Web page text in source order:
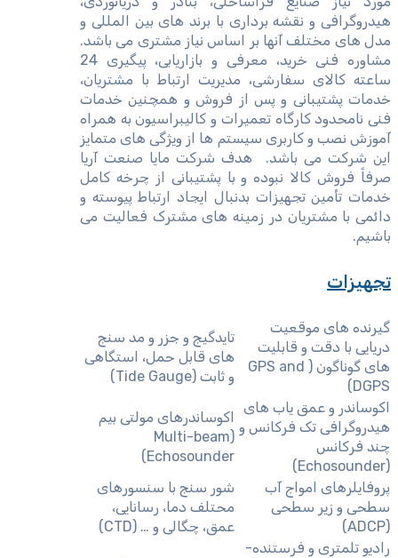
هیدروگرافی و نقشه برداری با برند های بین المللی و
مدل های مختلف آنها بر اساس نیاز مشتری می باشد.
مشاوره فنی خرید، معرفی و بازاریابی، پیگیری 24
ساعته کالای سفارشی، مدیریت ارتباط با مشتریان،
خدمات پشتیبانی و پس از فروش و همچنین خدمات
فنی نامحدود کارگاه تعمیرات و کالیبراسیون به همراه
آموزش نصب و کاربری سیستم ها از ویژگی های متمایز
این شرکت می باشد. هدف شرکت مایا صنعت آریا
صرفاً فروش کالا نبوده و با پشتیبانی از چرخه کامل
خدمات تأمین تجهیزات بدنبال ایجاد ارتباط پیوسته و
دائمی با مشتریان در زمینه های مشترک فعالیت می
باشیم.
تجهیزات
گیرنده های موقعیت
دریایی با دقت و قابلیت
های گوناگون ( GPS and
DGPS)
تایدگیج و جزر و مد سنج
های قابل حمل، استگاهی
و ثابت (Tide Gauge)
اکوساندر و عمق یاب های
هیدروگرافی تک فرکانس و
چند فرکانس
(Echosounder)
اکوساندرهای مولتی بیم
(Multi-beam
Echosounder)
پروفایلرهای امواج آب
سطحی و زیر سطحی
(ADCP)
شور سنج با سنسورهای
محتلف دما، رسانایی،
عمق، چگالی و … (CTD)
رادیو تلمتری و فرستنده-